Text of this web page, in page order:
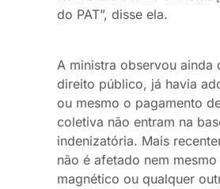
do PAT”, disse ela.
A ministra observou ainda
direito público, já havia
ou mesmo o pagamento
coletiva não entram na
indenizatória. Mais
não é afetado nem
magnético ou qualquer